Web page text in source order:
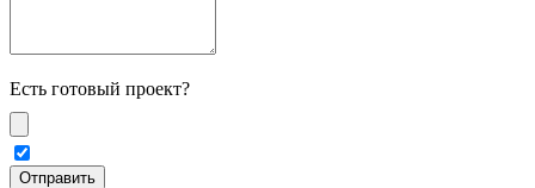
Есть готовый проект?